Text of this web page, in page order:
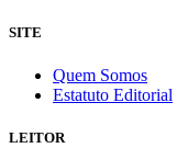
SITE
Quem Somos
Estatuto Editorial
LEITOR